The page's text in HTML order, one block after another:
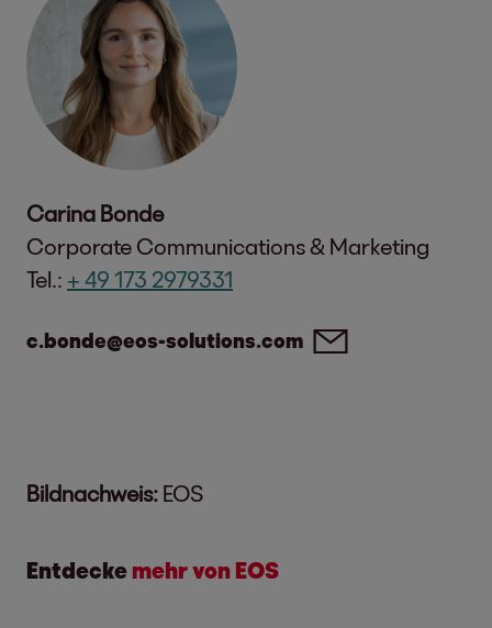
Carina Bonde
Corporate Communications & Marketing
Tel.: + 49 173 2979331
c.bonde@eos-solutions.com
Bildnachweis: EOS
Entdecke mehr von EOS